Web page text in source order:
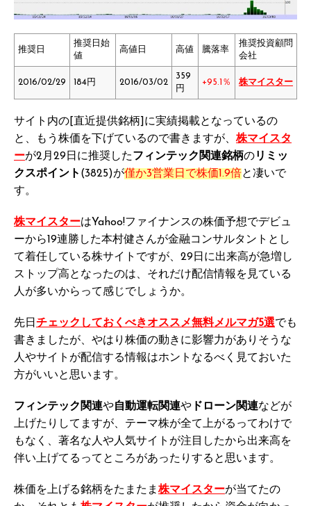
推奨日
推奨日始
値
高値日 高値 騰落率
推奨投資顧問
会社
2016/02/29 184円 2016/03/02
359
円
+95.1％ 株マイスター
サイト内の[直近提供銘柄]に実績掲載となっているの
と、もう株価を下げているので書きますが、 株マイスタ
ーが2月29日に推奨したフィンテック関連銘柄のリミッ
クスポイント (3825)が僅か3営業日で株価1.9倍と凄いで
す。
株マイスターはYahoo!ファイナンスの株価予想でデビュ
ーから19連勝した本村健さんが金融コンサルタントとし
て着任している株サイトですが、29日に出来高が急増し
ストップ高となったのは、それだけ配信情報を見ている
人が多いからって感じでしょうか。
先日 チェックしておくべきオススメ無料メルマガ5選でも
書きましたが、やはり株価の動きに影響力がありそうな
人やサイトが配信する情報はホントなるべく見ておいた
方がいいと思います。
フィンテック関連や 自動運転関連や ドローン関連などが
上げたりしてますが、テーマ株が全て上がるってわけで
もなく、著名な人や人気サイトが注目したから出来高を
伴い上げてるってところがあったりすると思います。
株価を上げる銘柄をたまたま株マイスターが当てたの